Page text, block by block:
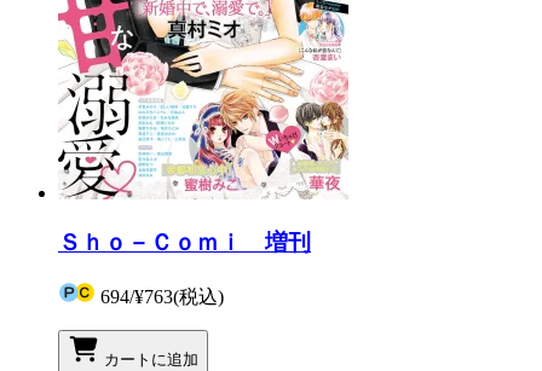
Ｓｈｏ－Ｃｏｍｉ 増刊
694/¥763(税込)
カートに追加